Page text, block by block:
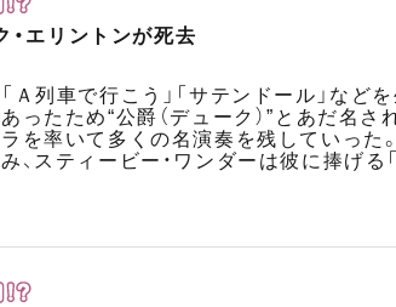
・エリントンが死去
「Ａ列車で行こう」「サテンドール」な
あったため“公爵（デューク）”とあだ名
ラを率いて多くの名演奏を残していった
み、スティービー・ワンダーは彼に捧げる